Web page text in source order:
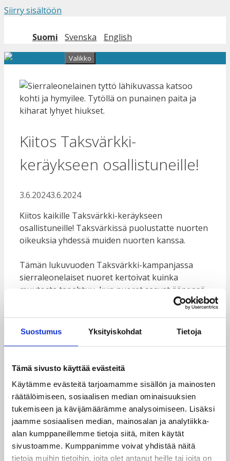
Suostumus Yksityiskohdat Tietoja
Tämä sivusto käyttää evästeitä
Käytämme evästeitä tarjoamamme sisällön ja mainosten
räätälöimiseen, sosiaalisen median ominaisuuksien
tukemiseen ja kävijämäärämme analysoimiseen. Lisäksi
jaamme sosiaalisen median, mainosalan ja analytiikka-
alan kumppaneillemme tietoja siitä, miten käytät
sivustoamme. Kumppanimme voivat yhdistää näitä
tietoja muihin tietoihin, joita olet antanut heille tai joita on
Siirry sisältöön
Suomi Svenska English
Valikko
Kiitos Taksvärkki-
keräykseen osallistuneille!
3.6.20243.6.2024
Kiitos kaikille Taksvärkki-keräykseen
osallistuneille! Taksvärkissä puolustatte nuorten
oikeuksia yhdessä muiden nuorten kanssa.
Tämän lukuvuoden Taksvärkki-kampanjassa
sierraleonelaiset nuoret kertoivat kuinka
muutosta tapahtuu, kun nuoret saavat äänensä
kuuluviin. Tämän jutun kuvassa on 18-vuotias
sierraleonelaisten nuorten ajatuksiin
Taksvärkki-
sivuilla. Taksvärkin ja suomalaisten
vammaisten osallisuutta sekä puuttuvat
haitallisiin ja syrjiviin käytäntöihin.
Taksvärkki-keräys mahdollistaaTaksvärkin
kehitysyhteistyöohjelmantoteuttamisen
kuudessa maassa.Sierra Leonessa
yhteistyökumppanimme on CCYA, paikallinen
järjestö, joka edistää nuorten osallisuutta ja